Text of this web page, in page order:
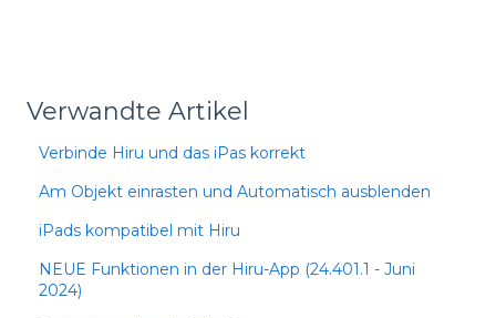
Verwandte Artikel
Verbinde Hiru und das iPas korrekt
Am Objekt einrasten und Automatisch ausblenden
iPads kompatibel mit Hiru
NEUE Funktionen in der Hiru-App (24.401.1 - Juni
2024)